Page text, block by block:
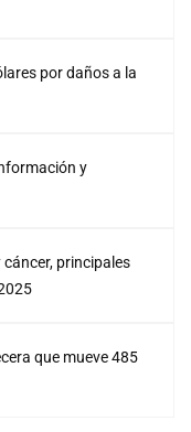
por daños a la
y
principales
que mueve 485